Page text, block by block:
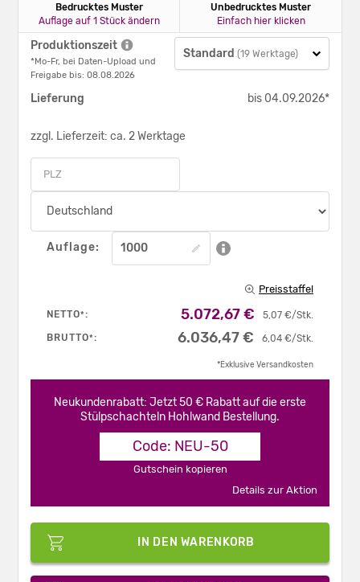
Bedrucktes Muster
Auflage auf 1 Stück ändern
Unbedrucktes Muster
Einfach hier klicken
Produktionszeit
*Mo-Fr, bei Daten-Upload und
Freigabe bis: 08.08.2026
Standard (19 Werktage)
Lieferung bis 04.09.2026*
zzgl. Lieferzeit: ca. 2 Werktage
Auflage:
Preisstaffel
NETTO*: 5,07 €/Stk.
5.072,67 €
BRUTTO*: 6,04 €/Stk.
6.036,47 €
*Exklusive Versandkosten
Neukundenrabatt: Jetzt 50 € Rabatt auf die erste
Stülpschachteln Hohlwand Bestellung.
Code: NEU-50
Gutschein kopieren
Details zur Aktion
IN DEN WARENKORB